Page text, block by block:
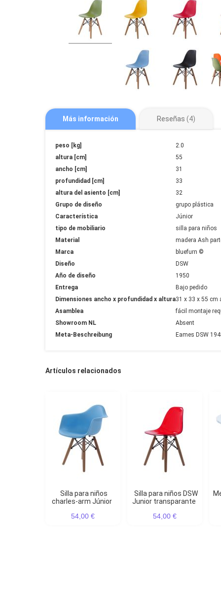
Más información
Más
información
peso [kg]
2.0
altura [cm]
55
ancho [cm]
31
profundidad [cm]
33
altura del asiento [cm]
32
Grupo de diseño
grupo plástica
Característica
Júnior
tipo de mobiliario
silla para niños
Material
madera Ash
Marca
bluefurn ©
Diseño
DSW
Año de diseño
1950
Entrega
Bajo pedido
Dimensiones ancho x profundidad x altura31 x 33 x 55 cm
Asamblea
fácil montaje
Showroom NL
Absent
Meta-Beschreibung
Eames DSW
Reseñas 4
Artículos relacionados
silla para niños
charles-arm Júnior
54,00 €
Silla para niños DSW
Junior transparante
54,00 €
Mesa para niños CTW